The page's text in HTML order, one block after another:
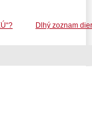
Dlhý zoznam